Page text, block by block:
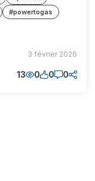
#powertogas
3 février 2026
13 0 0 0